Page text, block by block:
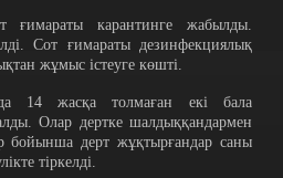
ғимараты карантинге жабылды.
Сот ғимараты дезинфекциялық
жұмыс істеуге көшті.
14 жасқа толмаған екі бала
Олар дертке шалдыққандармен
бойынша дерт жұқтырғандар саны
тіркелді.